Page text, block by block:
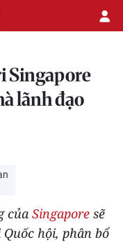
Singapore
lãnh đạo
của Singapore sẽ
hội, phân bổ